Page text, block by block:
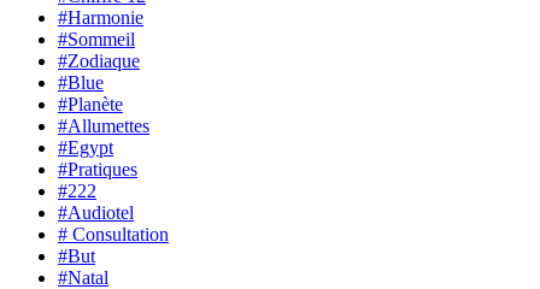
#Harmonie
#Sommeil
#Zodiaque
#Blue
#Planète
#Allumettes
#Egypt
#Pratiques
#222
#Audiotel
# Consultation
#But
#Natal